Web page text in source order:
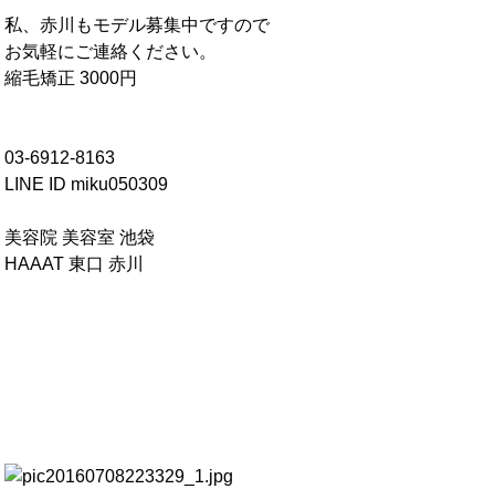
私、赤川もモデル募集中ですので
お気軽にご連絡ください。
縮毛矯正 3000円
03-6912-8163
LINE ID miku050309
美容院 美容室 池袋
HAAAT 東口 赤川